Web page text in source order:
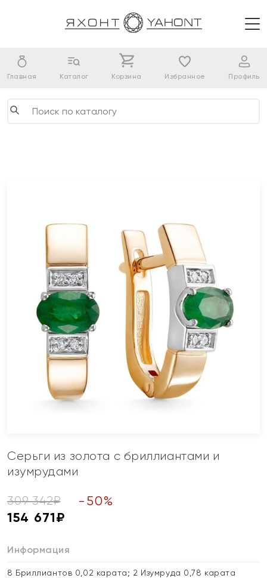
Главная Каталог Корзина Избранное Профиль
Серьги из золота с бриллиантами и
изумрудами
309 342₽ - 50%
154 671₽
Информация
8 Бриллиантов 0,02 карата; 2 Изумруда 0,78 карата